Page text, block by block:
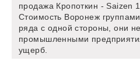
продажа Кропоткин - Saizen
Стоимость Воронеж
ряда с одной стороны, они
промышленными
ущерб.